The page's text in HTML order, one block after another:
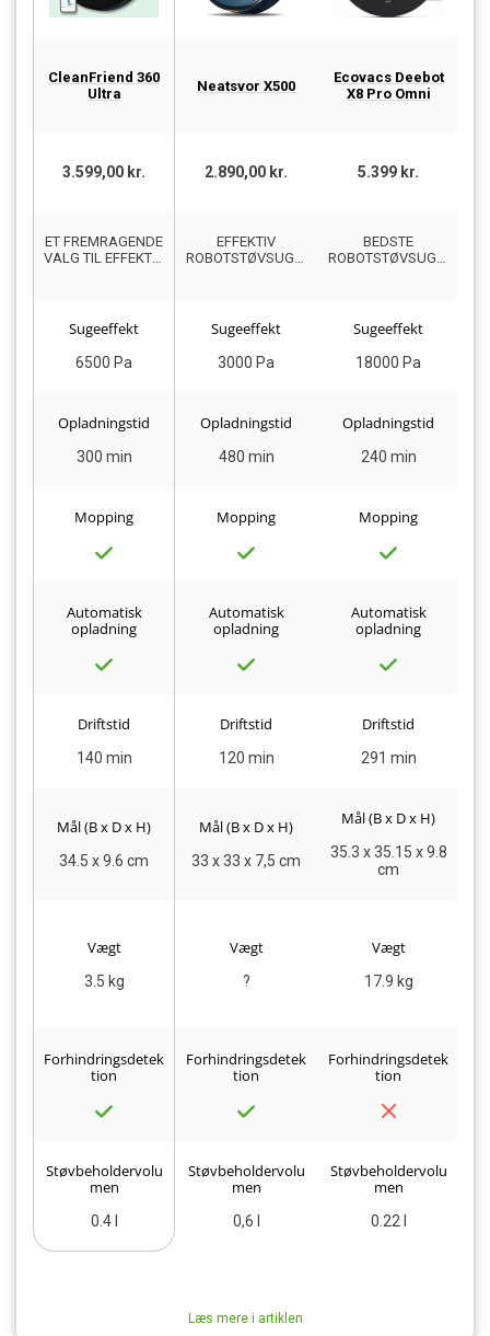
CleanFriend 360
Ultra
Neatsvor X500
Ecovacs Deebot
X8 Pro Omni
3.599,00 kr. 2.890,00 kr. 5.399 kr.
ET FREMRAGENDE
VALG TIL EFFEKTIV
EFFEKTIV
ROBOTSTØVSUGER
BEDSTE
ROBOTSTØVSUGER
Sugeeffekt
6500 Pa
Sugeeffekt
3000 Pa
Sugeeffekt
18000 Pa
Opladningstid
300 min
Opladningstid
480 min
Opladningstid
240 min
Mopping Mopping Mopping
Automatisk
opladning
Automatisk
opladning
Automatisk
opladning
Driftstid
140 min
Driftstid
120 min
Driftstid
291 min
Mål (B x D x H)
34.5 x 9.6 cm
Mål (B x D x H)
33 x 33 x 7,5 cm
Mål (B x D x H)
35.3 x 35.15 x 9.8
cm
Vægt
3.5 kg
Vægt
?
Vægt
17.9 kg
Forhindringsdetek
tion
Forhindringsdetek
tion
Forhindringsdetek
tion
Støvbeholdervolu
men
0.4 l
Støvbeholdervolu
men
0,6 l
Støvbeholdervolu
men
0.22 l
Læs mere i artiklen